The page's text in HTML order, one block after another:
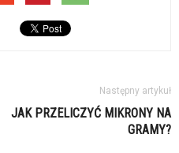
Następny artykuł
JAK PRZELICZYĆ MIKRONY NA
GRAMY?